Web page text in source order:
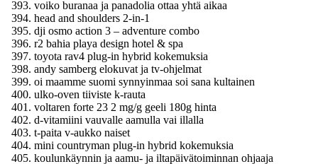
voiko buranaa ja panadolia ottaa yhtä aikaa
head and shoulders 2-in-1
dji osmo action 3 – adventure combo
r2 bahia playa design hotel & spa
toyota rav4 plug-in hybrid kokemuksia
andy samberg elokuvat ja tv-ohjelmat
oi maamme suomi synnyinmaa soi sana kultainen
ulko-oven tiiviste k-rauta
voltaren forte 23 2 mg/g geeli 180g hinta
d-vitamiini vauvalle aamulla vai illalla
t-paita v-aukko naiset
mini countryman plug-in hybrid kokemuksia
koulunkäynnin ja aamu- ja iltapäivätoiminnan ohjaaja